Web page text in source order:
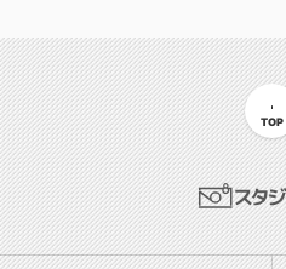
TOP
スタジオ728